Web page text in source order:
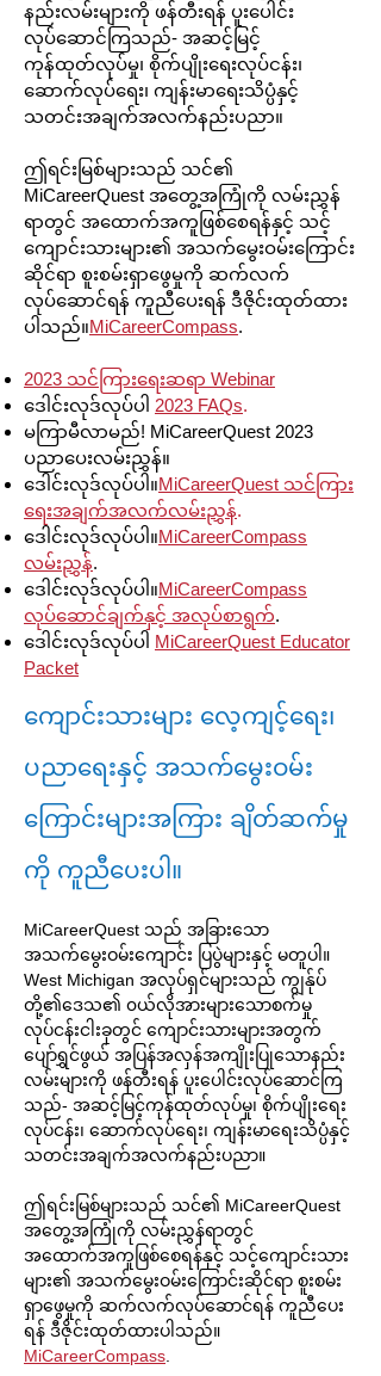
နည်းလမ်းများကို ဖန်တီးရန် ပူးပေါင်း
လုပ်ဆောင်ကြသည်- အဆင့်မြင့်
ကုန်ထုတ်လုပ်မှု၊ စိုက်ပျိုးရေးလုပ်ငန်း၊
ဆောက်လုပ်ရေး၊ ကျန်းမာရေးသိပ္ပံနှင့်
သတင်းအချက်အလက်နည်းပညာ။
ဤရင်းမြစ်များသည် သင်၏
MiCareerQuest အတွေ့အကြုံကို လမ်းညွှန်
ရာတွင် အထောက်အကူဖြစ်စေရန်နှင့် သင့်
ကျောင်းသားများ၏ အသက်မွေးဝမ်းကြောင်း
ဆိုင်ရာ စူးစမ်းရှာဖွေမှုကို ဆက်လက်
လုပ်ဆောင်ရန် ကူညီပေးရန် ဒီဇိုင်းထုတ်ထား
ပါသည်။MiCareerCompass.
2023 သင်ကြားရေးဆရာ Webinar
ဒေါင်းလုဒ်လုပ်ပါ 2023 FAQs.
မကြာမီလာမည်! MiCareerQuest 2023
ပညာပေးလမ်းညွှန်။
ဒေါင်းလုဒ်လုပ်ပါ။MiCareerQuest သင်ကြား
ရေးအချက်အလက်လမ်းညွှန်.
ဒေါင်းလုဒ်လုပ်ပါ။MiCareerCompass
လမ်းညွှန်.
ဒေါင်းလုဒ်လုပ်ပါ။MiCareerCompass
လုပ်ဆောင်ချက်နှင့် အလုပ်စာရွက်.
ဒေါင်းလုဒ်လုပ်ပါ MiCareerQuest Educator
Packet
ကျောင်းသားများ လေ့ကျင့်ရေး၊
ပညာရေးနှင့် အသက်မွေးဝမ်း
ကြောင်းများအကြား ချိတ်ဆက်မှု
ကို ကူညီပေးပါ။
MiCareerQuest သည် အခြားသော
အသက်မွေးဝမ်းကျောင်း ပြပွဲများနှင့် မတူပါ။
West Michigan အလုပ်ရှင်များသည် ကျွန်ုပ်
တို့၏ဒေသ၏ ၀ယ်လိုအားများသောစက်မှု
လုပ်ငန်းငါးခုတွင် ကျောင်းသားများအတွက်
ပျော်ရွှင်ဖွယ် အပြန်အလှန်အကျိုးပြုသောနည်း
လမ်းများကို ဖန်တီးရန် ပူးပေါင်းလုပ်ဆောင်ကြ
သည်- အဆင့်မြင့်ကုန်ထုတ်လုပ်မှု၊ စိုက်ပျိုးရေး
လုပ်ငန်း၊ ဆောက်လုပ်ရေး၊ ကျန်းမာရေးသိပ္ပံနှင့်
သတင်းအချက်အလက်နည်းပညာ။
ဤရင်းမြစ်များသည် သင်၏ MiCareerQuest
အတွေ့အကြုံကို လမ်းညွှန်ရာတွင်
အထောက်အကူဖြစ်စေရန်နှင့် သင့်ကျောင်းသား
များ၏ အသက်မွေးဝမ်းကြောင်းဆိုင်ရာ စူးစမ်း
ရှာဖွေမှုကို ဆက်လက်လုပ်ဆောင်ရန် ကူညီပေး
ရန် ဒီဇိုင်းထုတ်ထားပါသည်။
MiCareerCompass